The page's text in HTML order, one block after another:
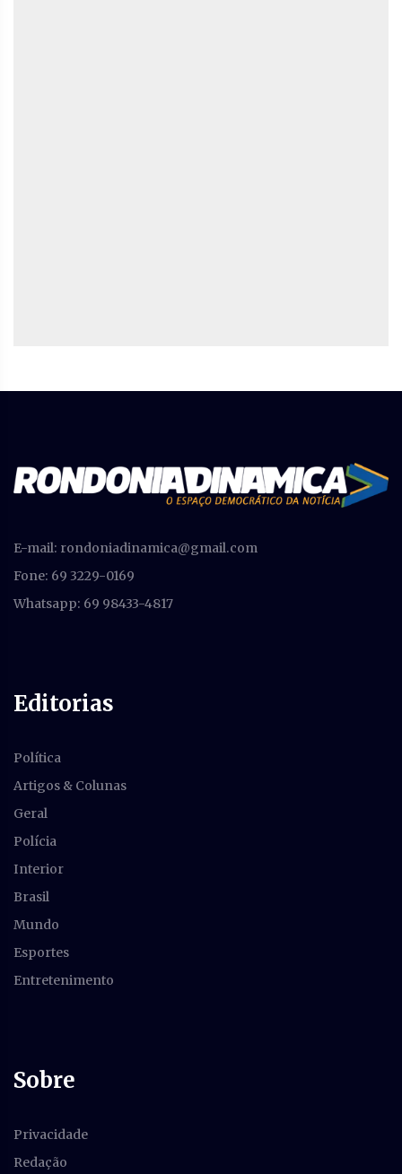
E-mail: rondoniadinamica@gmail.com
Fone: 69 3229-0169
Whatsapp: 69 98433-4817
Editorias
Política
Artigos & Colunas
Geral
Polícia
Interior
Brasil
Mundo
Esportes
Entretenimento
Sobre
Privacidade
Redação